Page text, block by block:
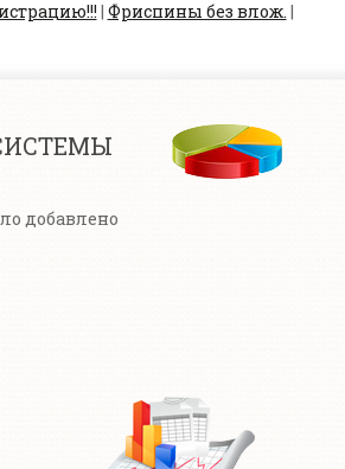
| Фриспины без влож. |
добавлено